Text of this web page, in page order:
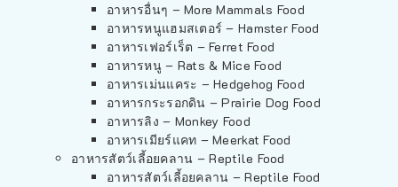
อาหารอื่นๆ – More Mammals Food
อาหารหนูแฮมสเตอร์ – Hamster Food
อาหารเฟอร์เร็ต – Ferret Food
อาหารหนู – Rats & Mice Food
อาหารเม่นแคระ – Hedgehog Food
อาหารกระรอกดิน – Prairie Dog Food
อาหารลิง – Monkey Food
อาหารเมียร์แคท – Meerkat Food
อาหารสัตว์เลี้อยคลาน – Reptile Food
อาหารสัตว์เลี้อยคลาน – Reptile Food